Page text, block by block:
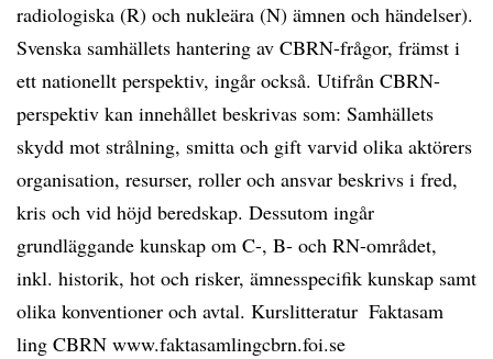
radiologiska (R) och nukleära (N) ämnen och händelser).
Svenska samhällets hantering av CBRN-frågor, främst i
ett nationellt perspektiv, ingår också. Utifrån CBRN-
perspektiv kan innehållet beskrivas som: Samhällets
skydd mot strålning, smitta och gift varvid olika aktörers
organisation, resurser, roller och ansvar beskrivs i fred,
kris och vid höjd beredskap. Dessutom ingår
grundläggande kunskap om C-, B- och RN-området,
inkl. historik, hot och risker, ämnesspecifik kunskap samt
olika konventioner och avtal. Kurslitteratur  Faktasam
ling CBRN www.faktasamlingcbrn.foi.se 